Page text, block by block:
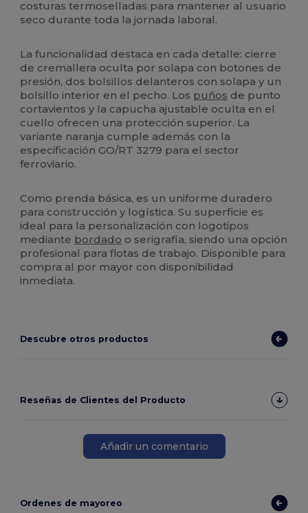
costuras termoselladas para mantener al usuario
seco durante toda la jornada laboral.
La funcionalidad destaca en cada detalle: cierre
de cremallera oculta por solapa con botones de
presión, dos bolsillos delanteros con solapa y un
bolsillo interior en el pecho. Los puños de punto
cortavientos y la capucha ajustable oculta en el
cuello ofrecen una protección superior. La
variante naranja cumple además con la
especificación GO/RT 3279 para el sector
ferroviario.
Como prenda básica, es un uniforme duradero
para construcción y logística. Su superficie es
ideal para la personalización con logotipos
mediante bordado o serigrafía, siendo una opción
profesional para flotas de trabajo. Disponible para
compra al por mayor con disponibilidad
inmediata.
Descubre otros productos
Reseñas de Clientes del Producto
Añadir un comentario
Ordenes de mayoreo